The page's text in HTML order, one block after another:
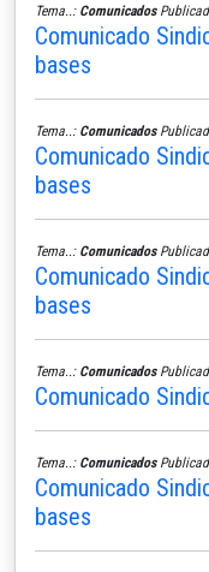
Tema..: Comunicados
Comunicado
bases
Tema..: Comunicados
Comunicado
bases
Tema..: Comunicados
Comunicado
bases
Tema..: Comunicados
Comunicado
Tema..: Comunicados
Comunicado
bases